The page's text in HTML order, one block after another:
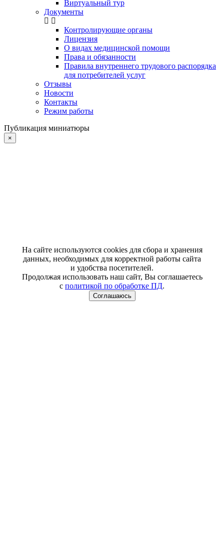
Виртуальный тур
Документы
Контролирующие органы
Лицензия
О видах медицинской помощи
Права и обязанности
Правила внутреннего трудового распорядка
для потребителей услуг
Отзывы
Новости
Контакты
Режим работы
Публикация миниатюры
×
На сайте используются cookies для сбора и хранения
данных, необходимых для корректной работы сайта
и удобства посетителей.
Продолжая использовать наш сайт, Вы соглашаетесь
с политикой по обработке ПД.
Соглашаюсь